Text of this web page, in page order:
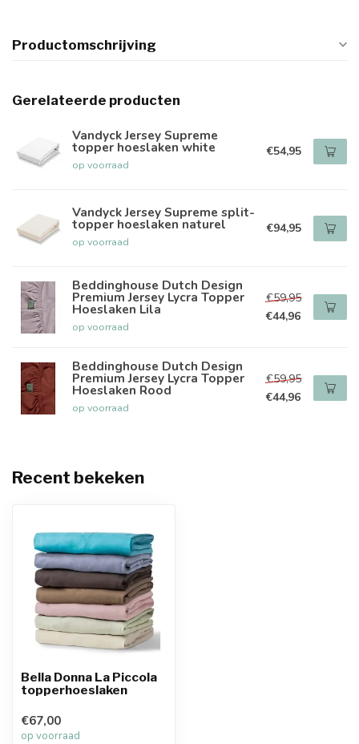
Productomschrijving
Gerelateerde producten
Vandyck Jersey Supreme
topper hoeslaken white
op voorraad
€54,95
Vandyck Jersey Supreme split-
topper hoeslaken naturel
op voorraad
€94,95
Beddinghouse Dutch Design
Premium Jersey Lycra Topper
Hoeslaken Lila
op voorraad
€59,95
€44,96
Beddinghouse Dutch Design
Premium Jersey Lycra Topper
Hoeslaken Rood
op voorraad
€59,95
€44,96
Recent bekeken
Bella Donna La Piccola
topperhoeslaken
€67,00
op voorraad